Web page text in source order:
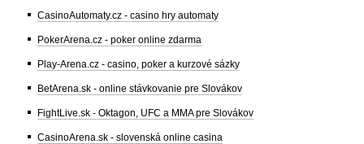
CasinoAutomaty.cz - casino hry automaty
PokerArena.cz - poker online zdarma
Play-Arena.cz - casino, poker a kurzové sázky
BetArena.sk - online stávkovanie pre Slovákov
FightLive.sk - Oktagon, UFC a MMA pre Slovákov
CasinoArena.sk - slovenská online casina